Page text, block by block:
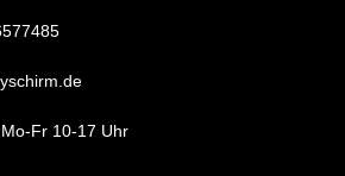
Fr 10-17 Uhr